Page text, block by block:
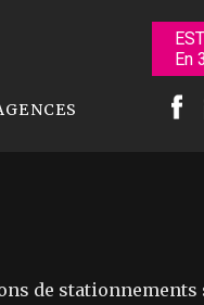
En
de stationnements